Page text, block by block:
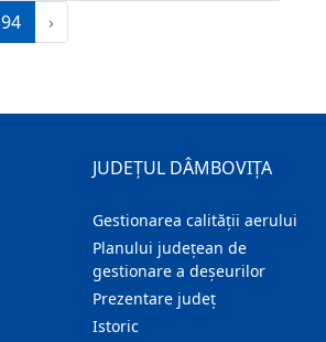
94 ›
JUDEȚUL DÂMBOVIȚA
Gestionarea calității aerului
Planului județean de
gestionare a deșeurilor
Prezentare judeţ
Istoric